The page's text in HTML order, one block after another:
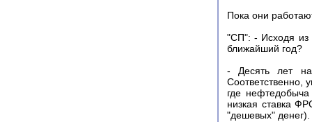
Пока они
"СП": - Исходя из
ближайший год?
- Десять лет
Соответственно,
где
низкая ставка
"дешевых" денег).